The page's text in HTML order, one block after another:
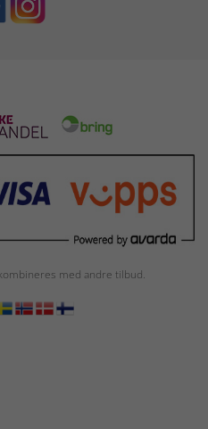
med andre tilbud.